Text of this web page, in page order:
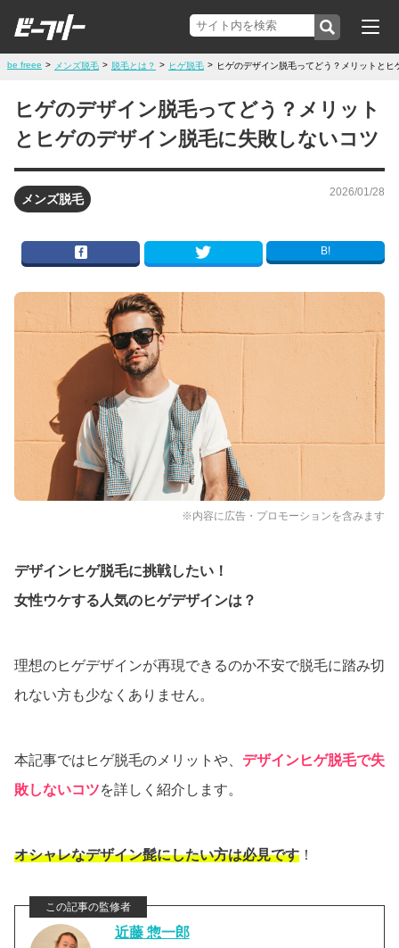
be freee > メンズ脱毛 > 脱毛とは？ > ヒゲ脱毛 > ヒゲのデザイン脱毛ってどう？メリットと
ヒゲのデザイン脱毛ってどう？メリット
とヒゲのデザイン脱毛に失敗しないコツ
メンズ脱毛 2026/01/28
B!
※内容に広告・プロモーションを含みます
デザインヒゲ脱毛に挑戦したい！
女性ウケする人気のヒゲデザインは？
理想のヒゲデザインが再現できるのか不安で脱毛に踏み切
れない方も少なくありません。
本記事ではヒゲ脱毛のメリットや、 デザインヒゲ脱毛で失
敗しないコツを詳しく紹介します。
オシャレなデザイン髭にしたい方は必見です ！
近藤 惣一郎